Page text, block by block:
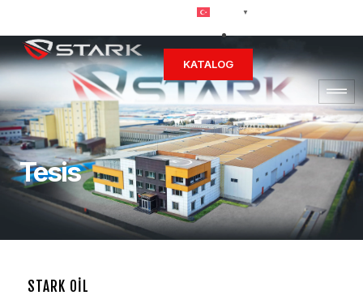
▼
KATALOG
Tesis
STARK OİL